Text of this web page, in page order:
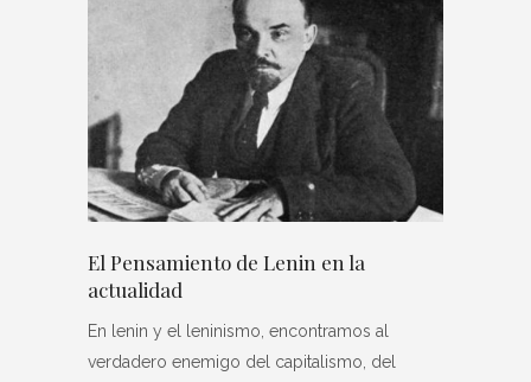
El Pensamiento de Lenin en la
actualidad
En lenin y el leninismo, encontramos al
verdadero enemigo del capitalismo, del